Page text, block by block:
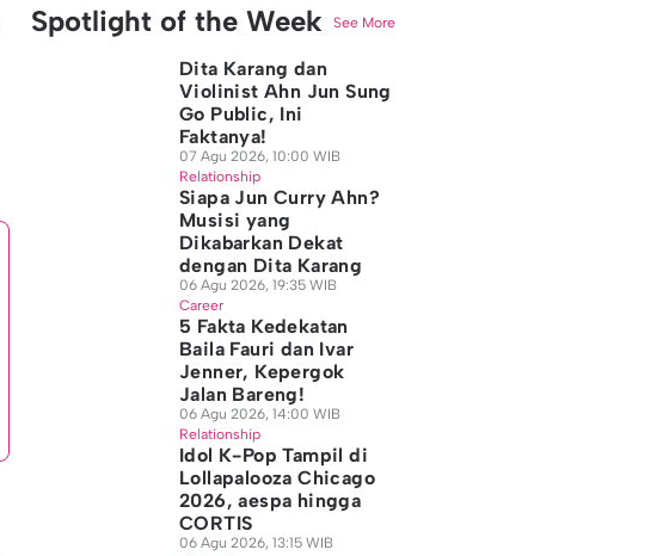
Spotlight of the Week See More
Dita Karang dan
Violinist Ahn Jun Sung
Go Public, Ini
Faktanya!
07 Agu 2026, 10:00 WIB
Relationship
Siapa Jun Curry Ahn?
Musisi yang
Dikabarkan Dekat
dengan Dita Karang
06 Agu 2026, 19:35 WIB
Career
5 Fakta Kedekatan
Baila Fauri dan Ivar
Jenner, Kepergok
Jalan Bareng!
06 Agu 2026, 14:00 WIB
Relationship
Idol K-Pop Tampil di
Lollapalooza Chicago
2026, aespa hingga
CORTIS
06 Agu 2026, 13:15 WIB